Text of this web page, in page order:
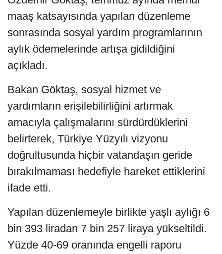
maaş katsayısında yapılan düzenleme
sonrasında sosyal yardım programlarının
aylık ödemelerinde artışa gidildiğini
açıkladı.
Bakan Göktaş, sosyal hizmet ve
yardımların erişilebilirliğini artırmak
amacıyla çalışmalarını sürdürdüklerini
belirterek, Türkiye Yüzyılı vizyonu
doğrultusunda hiçbir vatandaşın geride
bırakılmaması hedefiyle hareket ettiklerini
ifade etti.
Yapılan düzenlemeyle birlikte yaşlı aylığı 6
bin 393 liradan 7 bin 257 liraya yükseltildi.
Yüzde 40-69 oranında engelli raporu